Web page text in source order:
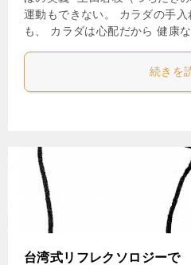
運動もできない。 カラダの手
も、 カラダは心配だから 健康
続きを
台湾式リフレクソロジー